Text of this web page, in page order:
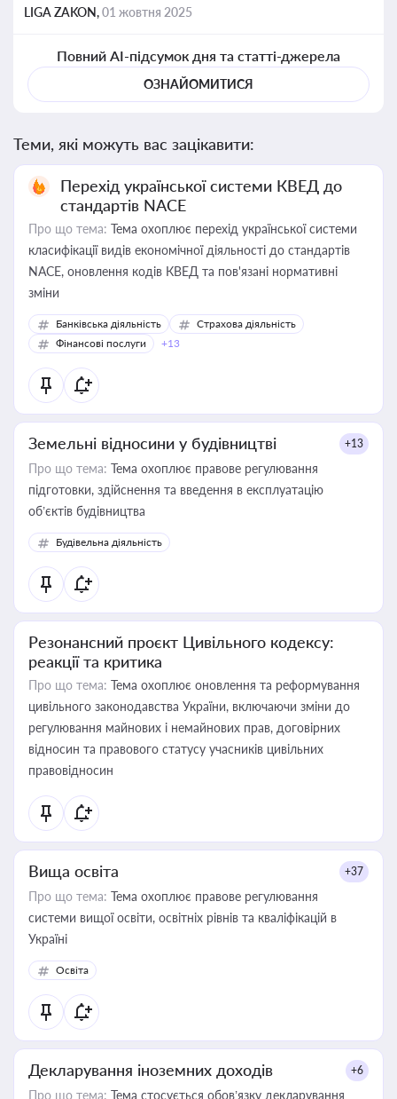
LIGA ZAKON,01 жовтня 2025
Повний AI-підсумок дня та статті-джерела
ОЗНАЙОМИТИСЯ
Теми, які можуть вас зацікавити:
Перехід української системи КВЕД до
стандартів NACE
Про що тема: Тема охоплює перехід української системи
класифікації видів економічної діяльності до стандартів
NACE, оновлення кодів КВЕД та пов'язані нормативні
зміни
Банківська діяльність
Страхова діяльність
Фінансові послуги
+13
Земельні відносини у будівництві +13
Про що тема: Тема охоплює правове регулювання
підготовки, здійснення та введення в експлуатацію
об’єктів будівництва
Будівельна діяльність
Резонансний проєкт Цивільного кодексу:
реакції та критика
Про що тема: Тема охоплює оновлення та реформування
цивільного законодавства України, включаючи зміни до
регулювання майнових і немайнових прав, договірних
відносин та правового статусу учасників цивільних
правовідносин
Вища освіта +37
Про що тема: Тема охоплює правове регулювання
системи вищої освіти, освітніх рівнів та кваліфікацій в
Україні
Освіта
Декларування іноземних доходів +6
Про що тема: Тема стосується обов’язку декларування